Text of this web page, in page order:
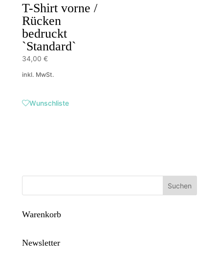
T-Shirt vorne /
Rücken
bedruckt
`Standard`
34,00 €
inkl. MwSt.
Wunschliste
Suchen
Warenkorb
Newsletter